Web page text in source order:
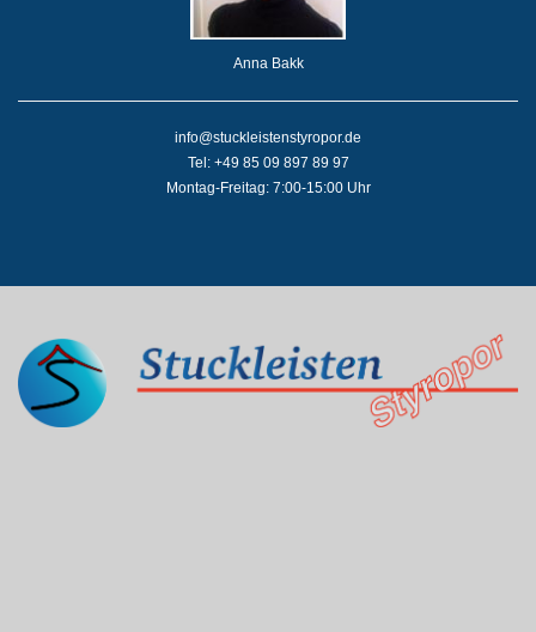
Anna Bakk
info@stuckleistenstyropor.de
Tel: +49 85 09 897 89 97
Montag-Freitag: 7:00-15:00 Uhr